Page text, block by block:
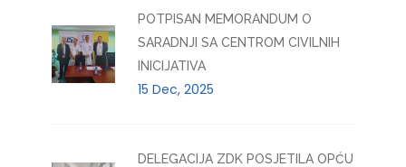
POTPISAN MEMORANDUM O
SARADNJI SA CENTROM CIVILNIH
INICIJATIVA
15 Dec, 2025
DELEGACIJA ZDK POSJETILA OPĆU